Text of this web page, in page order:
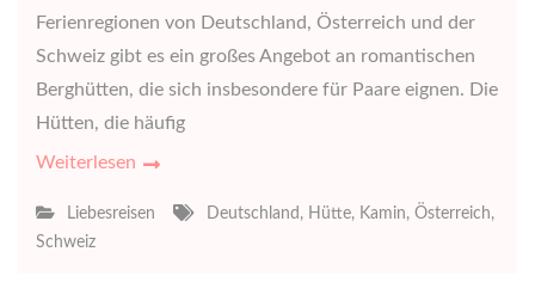
Ferienregionen von Deutschland, Österreich und der
Schweiz gibt es ein großes Angebot an romantischen
Berghütten, die sich insbesondere für Paare eignen. Die
Hütten, die häufig
Weiterlesen
Liebesreisen Deutschland , Hütte, Kamin, Österreich,
Schweiz